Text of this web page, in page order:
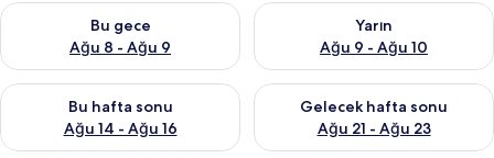
Bu gece
Ağu 8 - Ağu 9
Bu gece için müsaitliği kontrol et Ağu 8 - Ağu 9
Yarın
Ağu 9 - Ağu 10
Yarın için müsaitliği kontrol
Bu hafta sonu
Ağu 14 - Ağu 16
Bu hafta sonu için müsaitliği kontrol et Ağu 14 - Ağu 16
Gelecek hafta sonu
Ağu 21 - Ağu 23
Önümüzdeki hafta sonu için